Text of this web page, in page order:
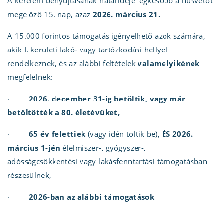
megelőző 15. nap, azaz 2026. március 21.
A 15.000 forintos támogatás igényelhető azok számára,
akik I. kerületi lakó- vagy tartózkodási hellyel
rendelkeznek, és az alábbi feltételekvalamelyikének
megfelelnek:
· 2026. december 31-ig betöltik, vagy már
betöltötték a 80. életévüket,
· 65 év felettiek (vagy idén töltik be), ÉS 2026.
március 1-jén élelmiszer-, gyógyszer-,
adósságcsökkentési vagy lakásfenntartási támogatásban
részesülnek,
· 2026-ban az alábbi támogatások